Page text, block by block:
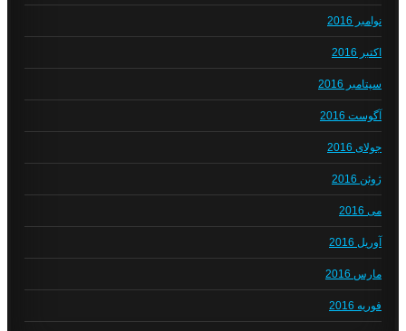
نوامبر 2016
اکتبر 2016
سپتامبر 2016
آگوست 2016
جولای 2016
ژوئن 2016
می 2016
آوریل 2016
مارس 2016
فوریه 2016